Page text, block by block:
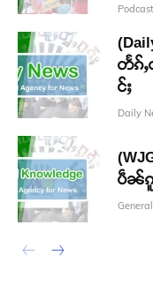
တႅၵ်ႇ
င်ႈ
Daily
ပဵၼ်